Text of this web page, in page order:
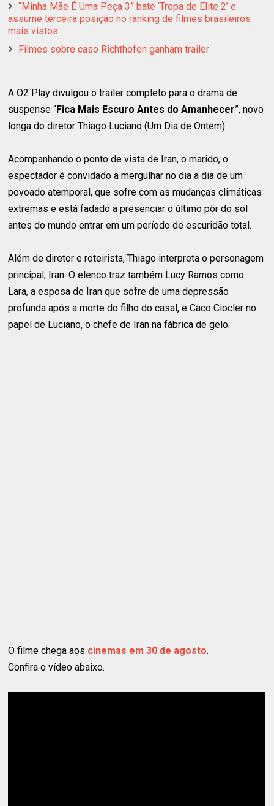
“Minha Mãe É Uma Peça 3” bate ‘Tropa de Elite 2’ e
assume terceira posição no ranking de filmes brasileiros
mais vistos
Filmes sobre caso Richthofen ganham trailer
A O2 Play divulgou o trailer completo para o drama de
suspense “Fica Mais Escuro Antes do Amanhecer”, novo
longa do diretor Thiago Luciano (Um Dia de Ontem).
Acompanhando o ponto de vista de Iran, o marido, o
espectador é convidado a mergulhar no dia a dia de um
povoado atemporal, que sofre com as mudanças climáticas
extremas e está fadado a presenciar o último pôr do sol
antes do mundo entrar em um período de escuridão total.
Além de diretor e roteirista, Thiago interpreta o personagem
principal, Iran. O elenco traz também Lucy Ramos como
Lara, a esposa de Iran que sofre de uma depressão
profunda após a morte do filho do casal, e Caco Ciocler no
papel de Luciano, o chefe de Iran na fábrica de gelo.
O filme chega aos cinemas em 30 de agosto.
Confira o vídeo abaixo.